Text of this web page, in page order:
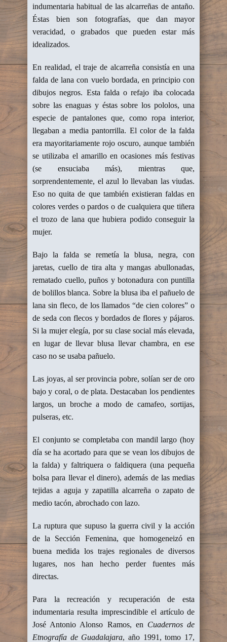
indumentaria habitual de las alcarreñas de antaño.
Éstas bien son fotografías, que dan mayor
veracidad, o grabados que pueden estar más
idealizados.
En realidad, el traje de alcarreña consistía en una
falda de lana con vuelo bordada, en principio con
dibujos negros. Esta falda o refajo iba colocada
sobre las enaguas y éstas sobre los pololos, una
especie de pantalones que, como ropa interior,
llegaban a media pantorrilla. El color de la falda
era mayoritariamente rojo oscuro, aunque también
se utilizaba el amarillo en ocasiones más festivas
(se ensuciaba más), mientras que,
sorprendentemente, el azul lo llevaban las viudas.
Eso no quita de que también existieran faldas en
colores verdes o pardos o de cualquiera que tiñera
el trozo de lana que hubiera podido conseguir la
mujer.
Bajo la falda se remetía la blusa, negra, con
jaretas, cuello de tira alta y mangas abullonadas,
rematado cuello, puños y botonadura con puntilla
de bolillos blanca. Sobre la blusa iba el pañuelo de
lana sin fleco, de los llamados “de cien colores” o
de seda con flecos y bordados de flores y pájaros.
Si la mujer elegía, por su clase social más elevada,
en lugar de llevar blusa llevar chambra, en ese
caso no se usaba pañuelo.
Las joyas, al ser provincia pobre, solían ser de oro
bajo y coral, o de plata. Destacaban los pendientes
largos, un broche a modo de camafeo, sortijas,
pulseras, etc.
El conjunto se completaba con mandil largo (hoy
día se ha acortado para que se vean los dibujos de
la falda) y faltriquera o faldiquera (una pequeña
bolsa para llevar el dinero), además de las medias
tejidas a aguja y zapatilla alcarreña o zapato de
medio tacón, abrochado con lazo.
La ruptura que supuso la guerra civil y la acción
de la Sección Femenina, que homogeneizó en
buena medida los trajes regionales de diversos
lugares, nos han hecho perder fuentes más
directas.
Para la recreación y recuperación de esta
indumentaria resulta imprescindible el artículo de
José Antonio Alonso Ramos, en Cuadernos de
Etnografía de Guadalajara, año 1991, tomo 17,